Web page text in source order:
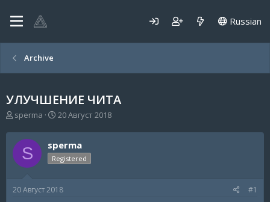
Russian
Archive
УЛУЧШЕНИЕ ЧИТА
А
т
о
р
м
sperma
Д
т
а
н
а
20 Август 2018
S sperma
Registered
20 Август 2018 #1